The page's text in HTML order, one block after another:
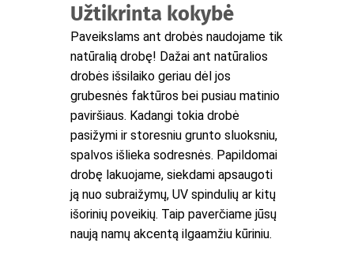
Užtikrinta kokybė
Paveikslams ant drobės naudojame tik
natūralią drobę! Dažai ant natūralios
drobės išsilaiko geriau dėl jos
grubesnės faktūros bei pusiau matinio
paviršiaus. Kadangi tokia drobė
pasižymi ir storesniu grunto sluoksniu,
spalvos išlieka sodresnės. Papildomai
drobę lakuojame, siekdami apsaugoti
ją nuo subraižymų, UV spindulių ar kitų
išorinių poveikių. Taip paverčiame jūsų
naują namų akcentą ilgaamžiu kūriniu.